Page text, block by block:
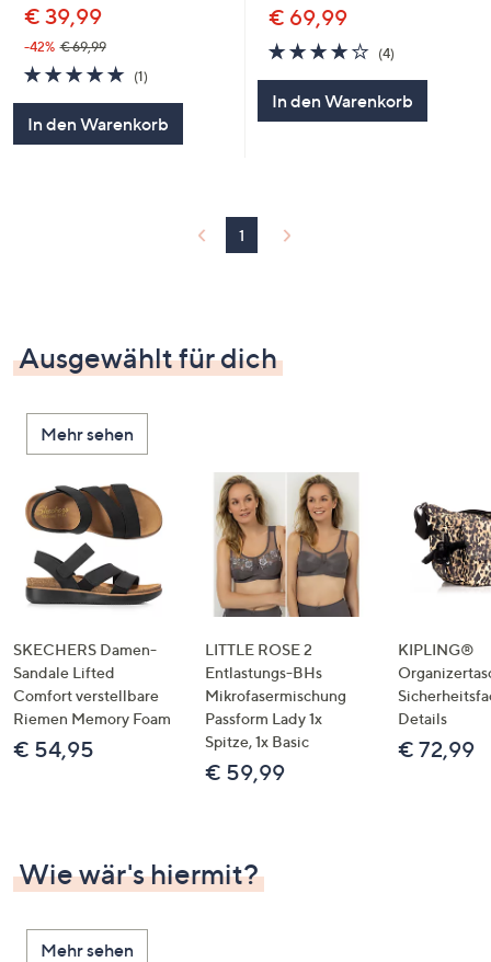
€ 39,99
-42% € 69,99
5.0
von
(1)1
In den Warenkorb
€ 69,99
3.8
von
(4)4
In den Warenkorb
1
Ausgewählt für dich
Mehr sehen
SKECHERS Damen-
Sandale Lifted
Comfort verstellbare
Riemen Memory Foam
€ 54,95
LITTLE ROSE 2
Entlastungs-BHs
Mikrofasermischung
Passform Lady 1x
Spitze, 1x Basic
€ 59,99
KIPLING®
Details
€ 72,99
Wie wär's hiermit?
Mehr sehen